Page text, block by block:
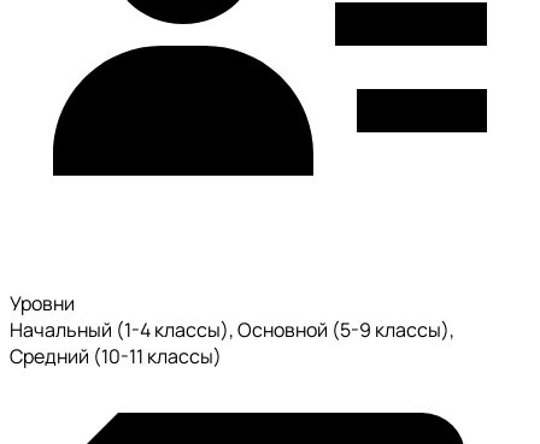
Уровни
Начальный (1-4 классы), Основной (5-9 классы),
Средний (10-11 классы)